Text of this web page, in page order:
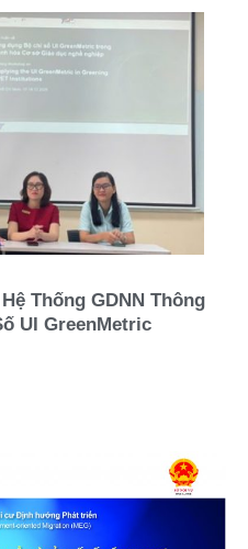
Thống GDNN Thông
UI GreenMetric